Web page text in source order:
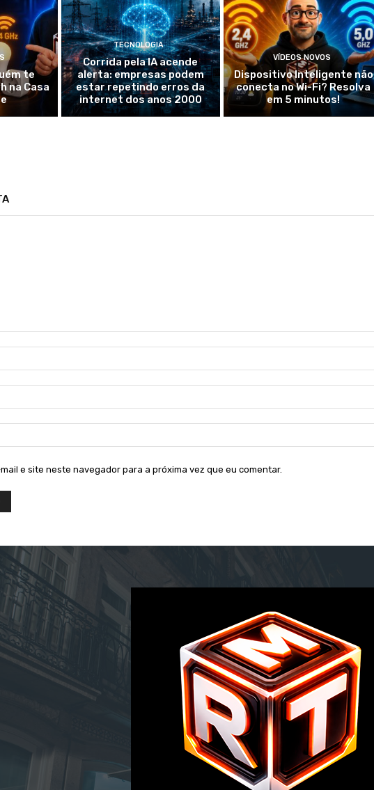
te
na Casa
TECNOLOGIA
Corrida pela IA acende
alerta: empresas podem
estar repetindo erros da
internet dos anos 2000
VÍDEOS NOVOS
Dispositivo Inteligente não
conecta no Wi-Fi? Resolva
em 5 minutos!
e site neste navegador para a próxima vez que eu comentar.